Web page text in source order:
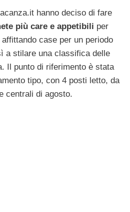
hanno deciso di fare
più care e appetibili per
case per un periodo
a stilare una classifica delle
Il punto di riferimento è stata
tipo, con 4 posti letto, da
centrali di agosto.